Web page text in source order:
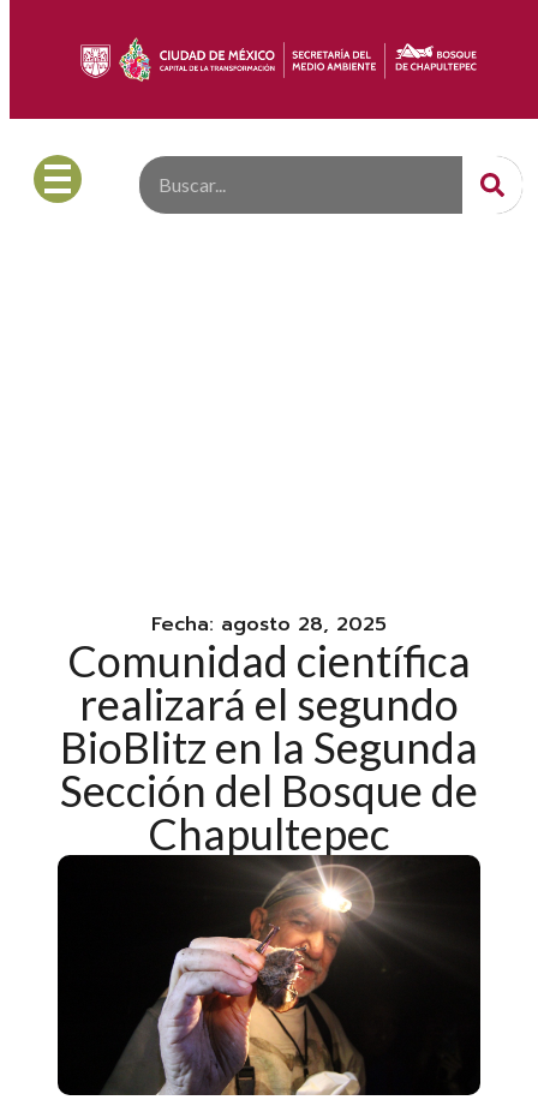
Fecha: agosto 28, 2025
Comunidad científica
realizará el segundo
BioBlitz en la Segunda
Sección del Bosque de
Chapultepec